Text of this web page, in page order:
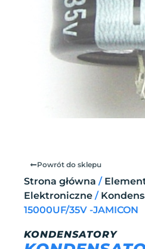
Powrót do sklepu
Strona główna /
Elektroniczne /
15000UF/35V -JAMICON
KONDENSATORY